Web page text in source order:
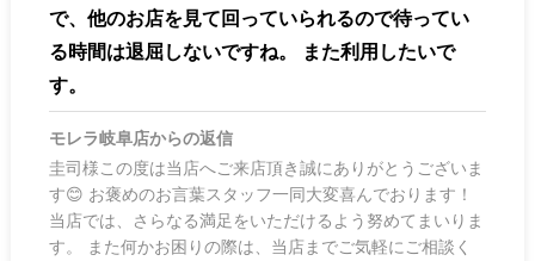
で、他のお店を見て回っていられるので待ってい
る時間は退屈しないですね。 また利用したいで
す。
モレラ岐阜店からの返信
圭司様この度は当店へご来店頂き誠にありがとうございま
す😊 お褒めのお言葉スタッフ一同大変喜んでおります！
当店では、さらなる満足をいただけるよう努めてまいりま
す。 また何かお困りの際は、当店までご気軽にご相談く